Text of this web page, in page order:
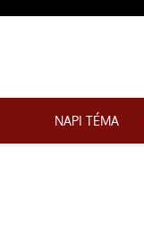
NAPI TÉMA